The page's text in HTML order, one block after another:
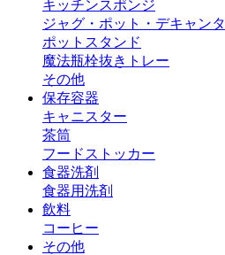
キッチンスポンジ
ジャグ・ポット・デキャンタ
ポットスタンド
魔法瓶栓抜き トレー
その他
保存容器
キャニスター
茶筒
フードストッカー
食器洗剤
食器用洗剤
飲料
コーヒー
その他